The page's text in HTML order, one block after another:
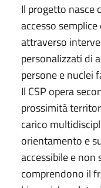
Il progetto nasce
accesso
attraverso
personalizzati di
persone e nuclei
Il CSP opera
prossimità
carico
orientamento e
accessibile e
comprendono il